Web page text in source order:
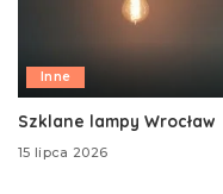
Inne
Szklane lampy Wrocław
15 lipca 2026